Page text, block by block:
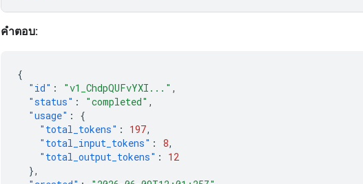
คำตอบ:
{
"id" : "v1_ChdpQUFvYXI..." ,
"status" : "completed" ,
"usage" :
{
"total_tokens" : 197,
"total_input_tokens" : 8,
"total_output_tokens" :
12
},